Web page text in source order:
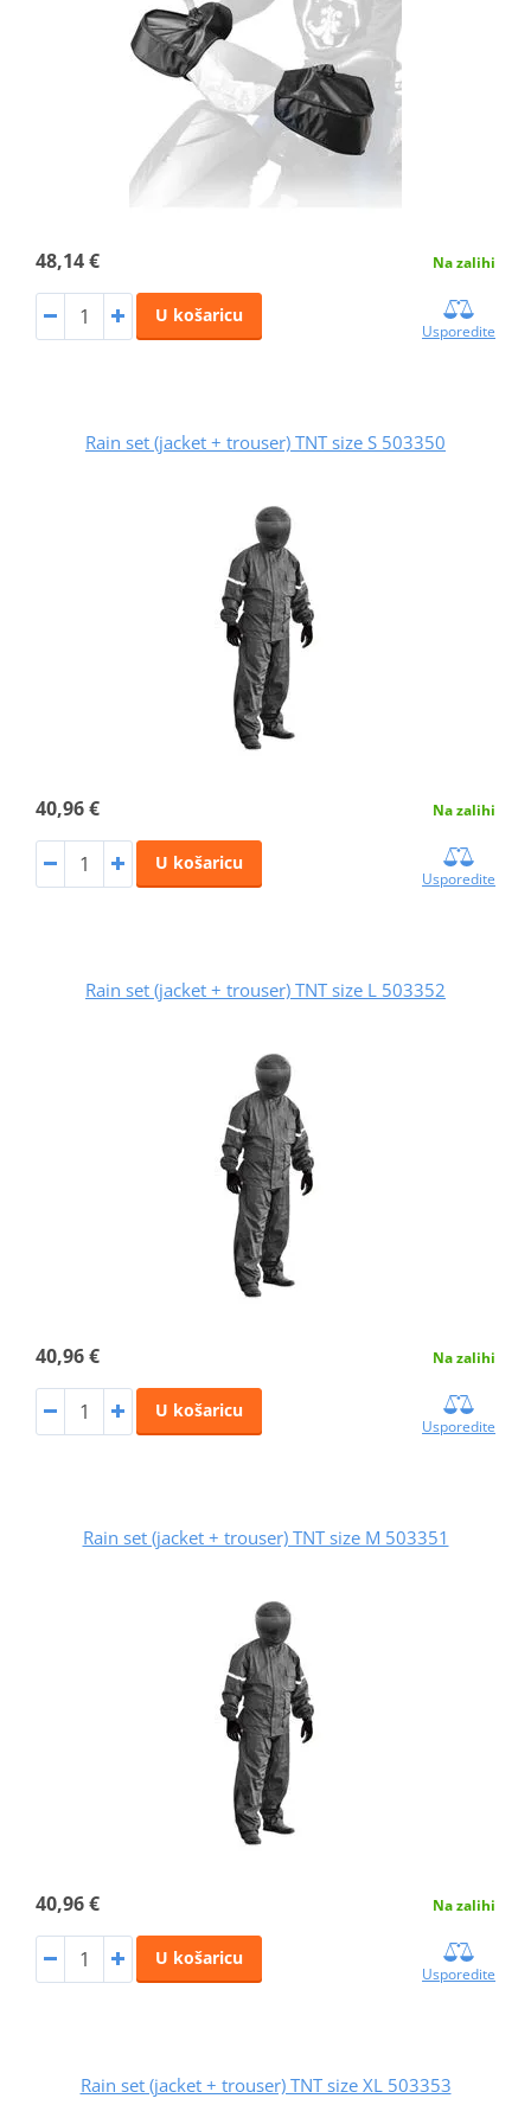
48,14 € Na zalihi
U košaricu
Usporedite
Rain set (jacket + trouser) TNT size S 503350
40,96 € Na zalihi
U košaricu
Usporedite
Rain set (jacket + trouser) TNT size L 503352
40,96 € Na zalihi
U košaricu
Usporedite
Rain set (jacket + trouser) TNT size M 503351
40,96 € Na zalihi
U košaricu
Usporedite
Rain set (jacket + trouser) TNT size XL 503353